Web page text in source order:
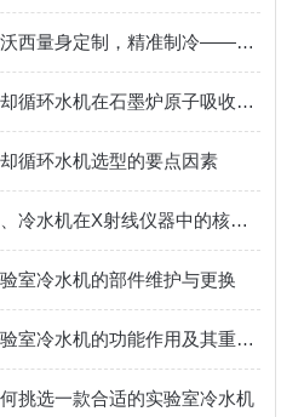
达沃西量身定制，精准制冷——您的专属冷水机解决方案
冷却循环水机在石墨炉原子吸收光谱仪的作用
循环水机选型的要点因素
一、冷水机在X射线仪器中的核心应用
室冷水机的部件维护与更换
实验室冷水机的功能作用及其重要性
挑选一款合适的实验室冷水机